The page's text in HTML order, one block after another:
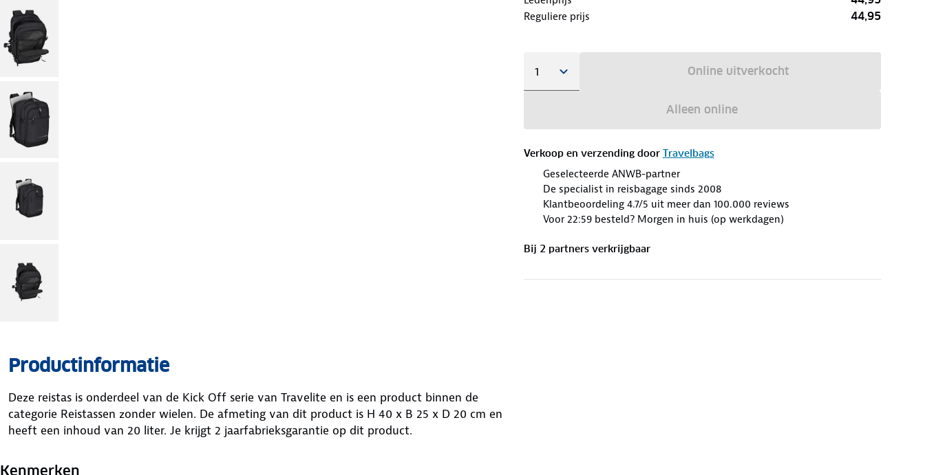
Reguliere prijs 44,95
Online uitverkocht
Alleen online
Verkoop en verzending door Travelbags
Geselecteerde ANWB-partner
De specialist in reisbagage sinds 2008
Klantbeoordeling 4.7/5 uit meer dan 100.000 reviews
Voor 22:59 besteld? Morgen in huis (op werkdagen)
Bij 2 partnersverkrijgbaar
Productinformatie
Deze reistas is onderdeel van de Kick Off serie van Travelite en is een product binnen de
categorie Reistassen zonder wielen. De afmeting van dit product is H 40 x B 25 x D 20 cm en
heeft een inhoud van 20 liter. Je krijgt 2 jaarfabrieksgarantie op dit product.
Kenmerken